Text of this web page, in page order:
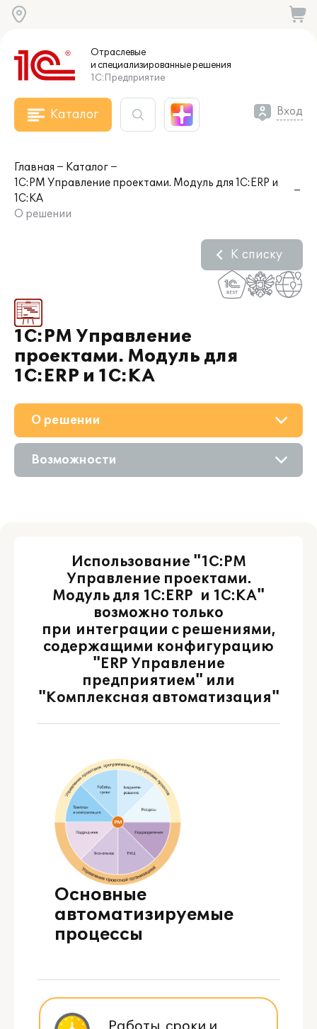
Отраслевые
и специализированныерешения
1С:Предприятие
Каталог Вход
Главная
Каталог
1С:PM Управление проектами. Модуль для 1С:ERP и
1С:КА
О решении
1С:PM Управление
проектами. Модуль для
1С:ERP и 1С:КА
К списку
О решении
Приобретение
Партнерам
Возможности
Использование "1C:PM
Управление проектами.
Модуль для 1С:ERP и 1С:КА"
возможно только
при интеграции с решениями,
содержащими конфигурацию
"ERP Управление
предприятием" или
"Комплексная автоматизация"
Основные
автоматизируемые
процессы